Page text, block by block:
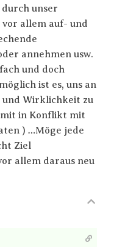
unser
vor allem auf- und
annehmen usw.
und doch
ist es, uns an
Wirklichkeit zu
in Konflikt mit
) …Möge jede
Ziel
allem daraus neu